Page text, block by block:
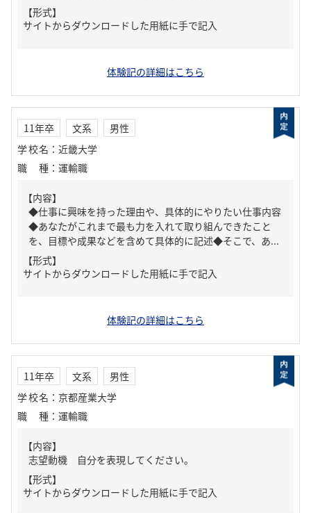
【形式】
サイトからダウンロードした用紙に手で記入
体験記の詳細はこちら
11年卒 文系
男性
学校名 ： 近畿大学
職種 ： 運輸職
【内容】
◆仕事に興味を持った理由や、具体的にやりたい仕事内容
◆あなたがこれまで最も力を入れて取り組んできたこと
を、目標や成果などを含めて具体的に記述◆そこで、あ...
【形式】
サイトからダウンロードした用紙に手で記入
体験記の詳細はこちら
11年卒 文系
男性
学校名 ： 京都産業大学
職種 ： 運輸職
【内容】
志望動機 自分を表現してください。
【形式】
サイトからダウンロードした用紙に手で記入